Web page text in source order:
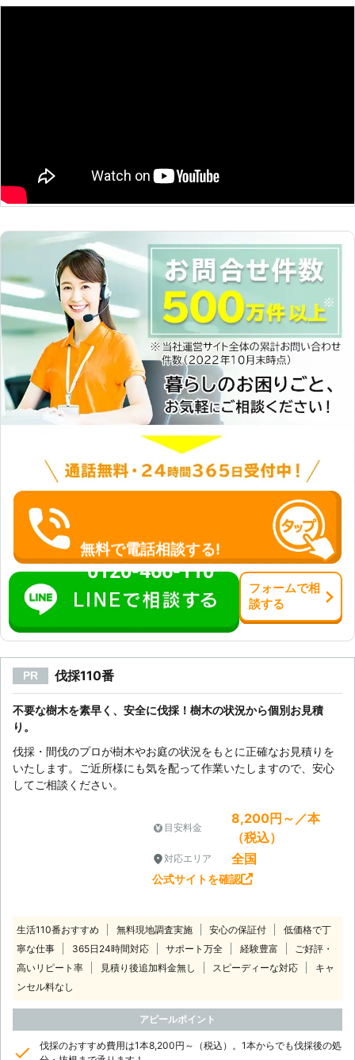
無料で電話相談する!
0120-466-110
フォームで相
談する
PR 伐採110番
不要な樹木を素早く、安全に伐採！樹木の状況から個別お見積
り。
伐採・間伐のプロが樹木やお庭の状況をもとに正確なお見積りを
いたします。ご近所様にも気を配って作業いたしますので、安心
してご相談ください。
目安料金
8,200円～／本
（税込）
対応エリア 全国
公式サイトを確認
生活110番おすすめ 無料現地調査実施 安心の保証付
低価格で丁
寧な仕事
365日24時間対応 サポート万全 経験豊富
ご好評・
高いリピート率
見積り後追加料金無し スピーディーな対応
キャ
ンセル料なし
アピールポイント
伐採のおすすめ費用は1本8,200円～（税込）。1本からでも伐採後の処